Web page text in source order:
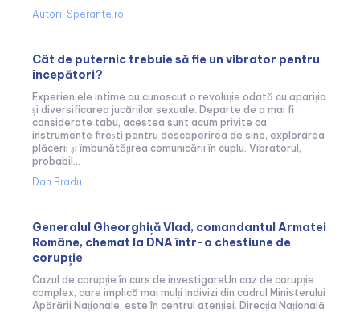
Autorii Sperante.ro
Cât de puternic trebuie să fie un vibrator pentru
începători?
Experiențele intime au cunoscut o revoluție odată cu apariția
și diversificarea jucăriilor sexuale. Departe de a mai fi
considerate tabu, acestea sunt acum privite ca
instrumente firești pentru descoperirea de sine, explorarea
plăcerii și îmbunătățirea comunicării în cuplu. Vibratorul,
probabil...
Dan Bradu
Generalul Gheorghiță Vlad, comandantul Armatei
Române, chemat la DNA într-o chestiune de
corupție
Cazul de corupție în curs de investigareUn caz de corupție
complex, care implică mai mulți indivizi din cadrul Ministerului
Apărării Naționale, este în centrul atenției. Direcția Națională